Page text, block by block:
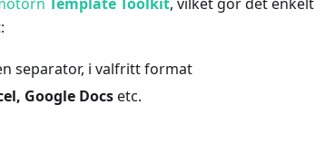
separator, i valfritt format
Google Docsetc.